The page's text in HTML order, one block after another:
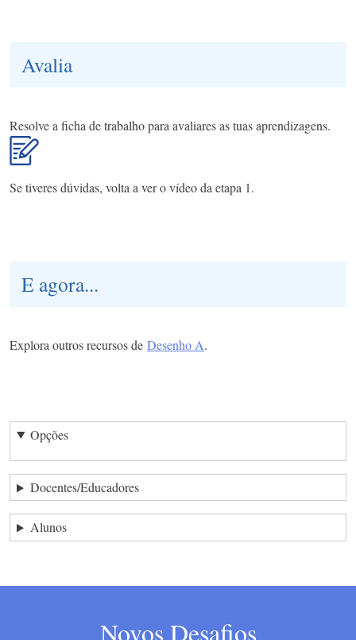
Avalia
Resolve a ficha de trabalho para avaliares as tuas aprendizagens.
Se tiveres dúvidas, volta a ver o vídeo da etapa 1.
E agora...
Explora outros recursos de Desenho A.
Opções
Docentes/Educadores
Alunos
Novos Desafios